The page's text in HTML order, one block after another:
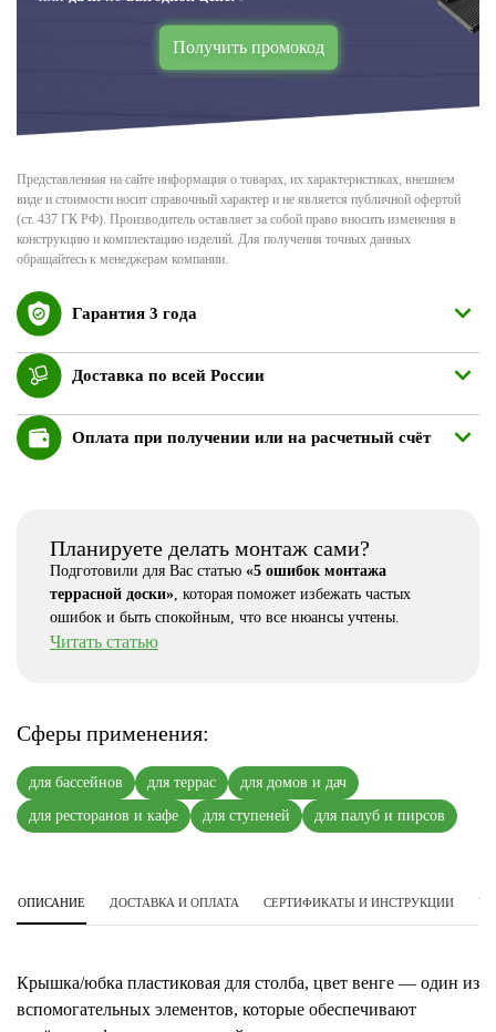
Получить промокод
Представленная на сайте информация о товарах, их характеристиках, внешнем
виде и стоимости носит справочный характер и не является публичной офертой
(ст. 437 ГК РФ). Производитель оставляет за собой право вносить изменения в
конструкцию и комплектацию изделий. Для получения точных данных
обращайтесь к менеджерам компании.
Гарантия 3 года
Доставка по всей России
Оплата при получении или на расчетный счёт
Планируете делать монтаж сами?
Подготовили для Вас статью «5 ошибок монтажа
террасной доски», которая поможет избежать частых
ошибок и быть спокойным, что все нюансы учтены.
Читать статью
Сферы применения:
для бассейнов для террас
для домов и дач
для ресторанов и кафе
для ступеней для палуб и пирсов
ОПИСАНИЕ ДОСТАВКА И ОПЛАТА СЕРТИФИКАТЫ И ИНСТРУКЦИИ
Крышка/юбка пластиковая для столба, цвет венге — один из
вспомогательных элементов, которые обеспечивают